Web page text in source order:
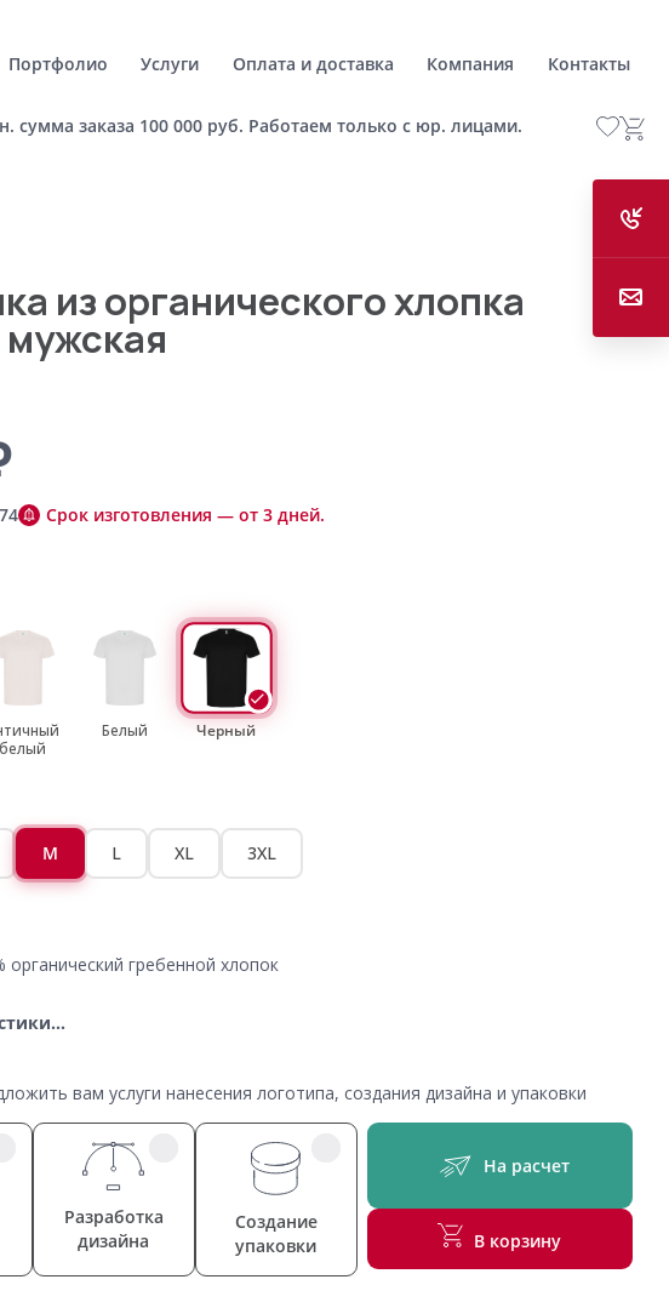
Портфолио Услуги Оплата и доставка Компания Контакты
сумма заказа 100 000 руб. Работаем только с юр. лицами.
из органического хлопка
Срок изготовления — от 3 дней.
белый
Белый Черный
M L XL 3XL
органический гребенной хлопок
вам услуги нанесения логотипа, создания дизайна и упаковки
Разработка
дизайна
Создание
упаковки
На расчет
В корзину